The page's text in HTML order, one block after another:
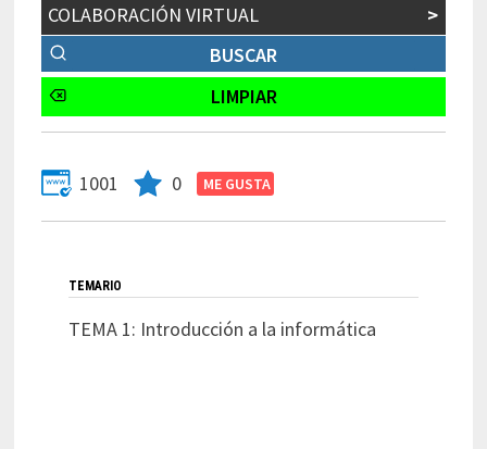
COLABORACIÓN VIRTUAL >
1001 0
TEMARIO
TEMA 1: Introducción a la informática